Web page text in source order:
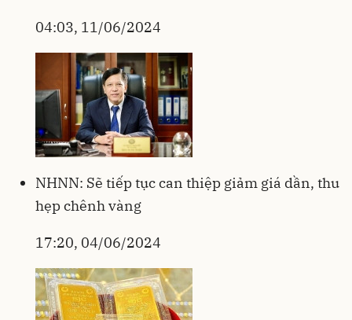
04:03, 11/06/2024
NHNN: Sẽ tiếp tục can thiệp giảm giá dần, thu
hẹp chênh vàng
17:20, 04/06/2024